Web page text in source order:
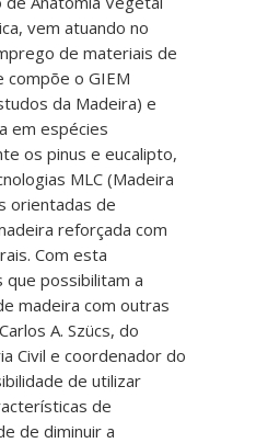
vem atuando no
de materiais de
compõe o GIEM
da Madeira) e
em espécies
os pinus e eucalipto,
MLC (Madeira
orientadas de
reforçada com
Com esta
que possibilitam a
madeira com outras
A. Szücs, do
Civil e coordenador do
de utilizar
de
de diminuir a